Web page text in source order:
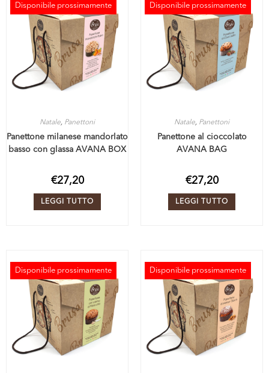
Disponibile prossimamente
ESAURITO
Natale, Panettoni
Panettone milanese mandorlato
basso con glassa AVANA BOX
€27,20
LEGGI TUTTO
Disponibile prossimamente
ESAURITO
Natale, Panettoni
Panettone al cioccolato
AVANA BAG
€27,20
LEGGI TUTTO
Disponibile prossimamente
ESAURITO Disponibile prossimamente
ESAURITO